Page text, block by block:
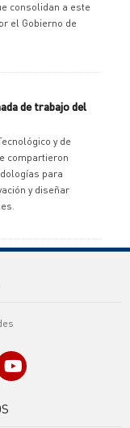
consolidan a este
el Gobierno de
de trabajo del
y de
compartieron
para
y diseñar